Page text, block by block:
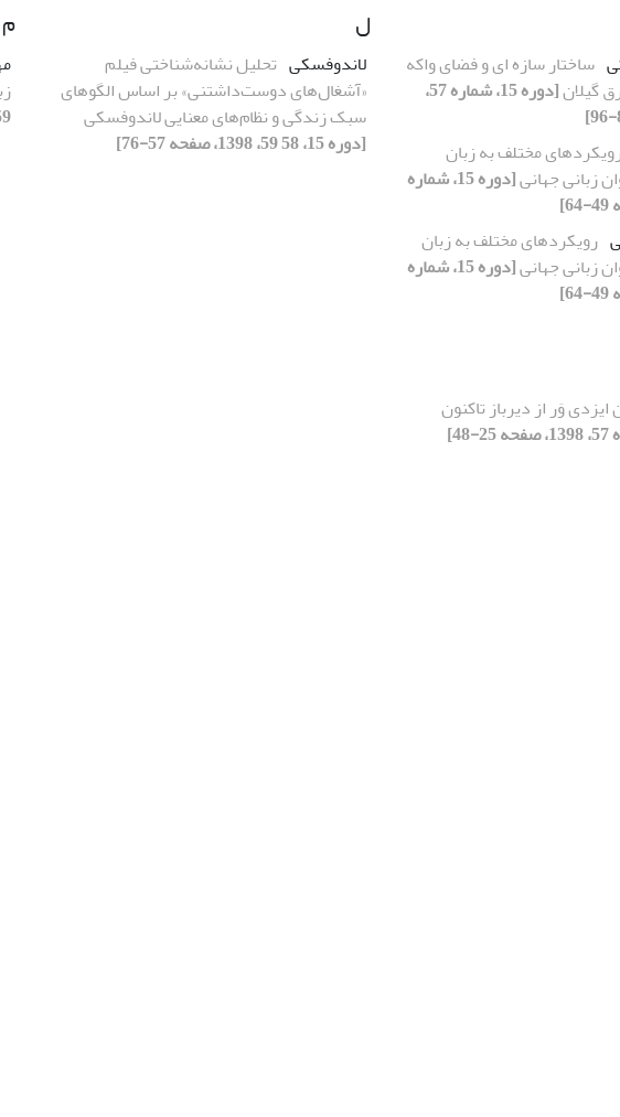
ساختار سازه ای و فضای واکه
گیلان
[دوره 15، شماره 57،
مختلف به زبان
زبانی جهانی
[دوره 15، شماره
رویکردهای مختلف به زبان
زبانی جهانی
[دوره 15، شماره
ل
لاندوفسکی تحلیل نشانه‌شناختی فیلم
«آشغال‌های دوست‌داشتنی» بر اساس الگوهای
سبک زندگی و نظام‌های معنایی لاندوفسکی
[دوره 15، 58 59، 1398، صفحه 57-76]
م
59،
وَر از دیرباز تاکنون